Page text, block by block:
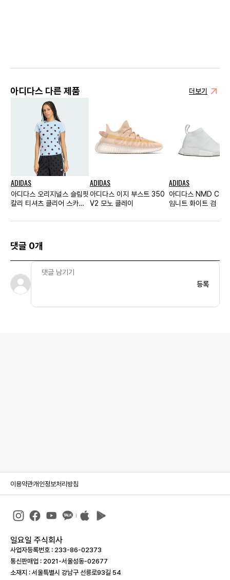
아디다스 다른 제품 더보기
ADIDAS
아디다스 오리지널스 슬림핏
칼리 티셔츠 클리어 스카이
ADIDAS
아디다스 이지 부스트 350
V2 모노 클레이
ADIDAS
아디다스 NMD CS1
임니트 화이트 검
댓글 0개
등록
이용약관개인정보처리방침
일요일 주식회사
사업자등록번호 : 233-86-023­73
통신판매업 : 2021-서울성동-02677
소재지 : 서울특별시 강남구 선릉로93길 54